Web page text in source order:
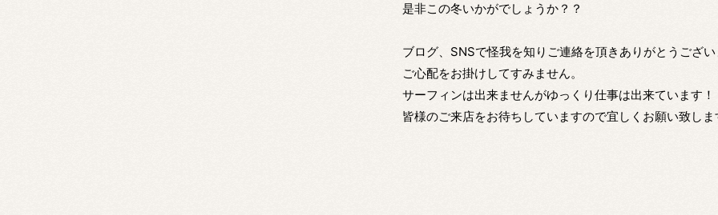
是非この冬いかがでしょうか？？
ブログ、SNSで怪我を知りご連絡を頂きありがとうござ
ご心配をお掛けしてすみません。
サーフィンは出来ませんがゆっくり仕事は出来ています！
皆様のご来店をお待ちしていますので宜しくお願い致しま